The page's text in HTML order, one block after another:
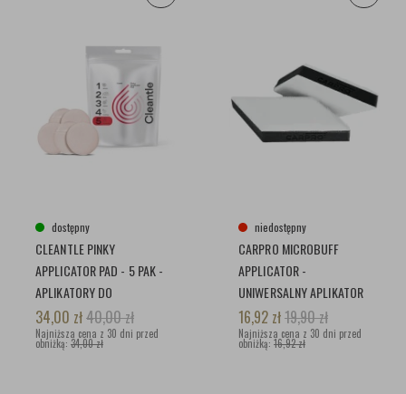
dostępny
CLEANTLE PINKY
APPLICATOR PAD - 5 PAK -
APLIKATORY DO
NAKŁADANIA POWŁOK
34,00 zł40,00zł
Najniższa cena z 30 dni przed
obniżką: 34,00 zł
niedostępny
CARPRO MICROBUFF
APPLICATOR -
UNIWERSALNY APLIKATOR
DO CZYSZCZENIA SKÓR,
PLASTIKÓW
16,92 zł19,90zł
Najniższa cena z 30 dni przed
obniżką: 16,92 zł